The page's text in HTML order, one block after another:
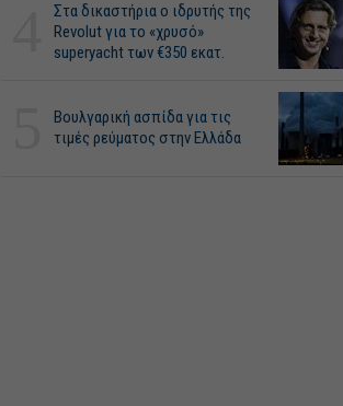
Στα δικαστήρια ο ιδρυτής της
Revolut για το «χρυσό»
superyacht των €350 εκατ.
Βουλγαρική ασπίδα για τις
τιμές ρεύματος στην Ελλάδα